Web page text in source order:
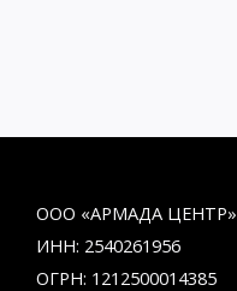
ООО «АРМАДА ЦЕНТР»
ИНН: 2540261956
ОГРН: 1212500014385